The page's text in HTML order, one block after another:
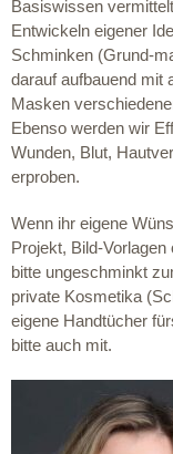
Basiswissen
Entwickeln eigener
Schminken (Grund-
darauf aufbauend mit
Masken
Ebenso werden wir
Wunden, Blut,
erproben.
Wenn ihr eigene
Projekt, Bild-
bitte ungeschminkt
private Kosmetika
eigene Handtücher
bitte auch mit.